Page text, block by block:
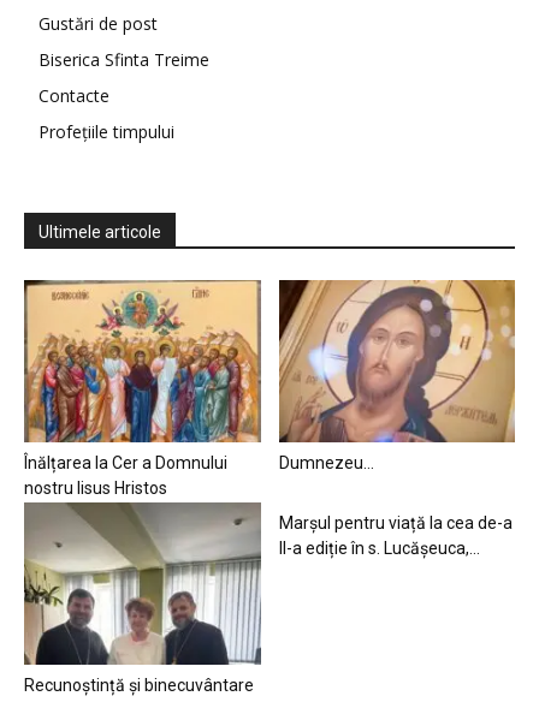
Gustări de post
Biserica Sfinta Treime
Contacte
Profețiile timpului
Ultimele articole
Înălțarea la Cer a Domnului
nostru Iisus Hristos
Dumnezeu…
Recunoștință și binecuvântare
Marșul pentru viață la cea de-a
II-a ediție în s. Lucășeuca,...